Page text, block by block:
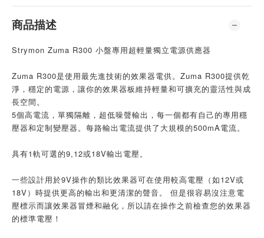
商品描述
Strymon Zuma R300 小盤專用超輕量獨立電源供應器
Zuma R300是使用最先進技術的效果器電供。Zuma R300提供乾
淨，穩定的電源，讓你的效果器板維持輕量和可擴充的靈活性與成
長空間。
5個高電流，單獨隔離，超低噪聲輸出，每一個都有自己的專用穩
壓器和定制變壓器。每路輸出電流提供了大規模的500mA電流。
具有1軌可選的9,12或18V輸出電壓。
一些設計用於9V操作的類比效果器可在使用較高電壓（如12V或
18V）時提供更高的輸出和更清潔的聲音。 但是很容易沒注意電
壓標示而讓效果器冒煙和融化，所以請在操作之前檢查您的效果器
的標準電壓！